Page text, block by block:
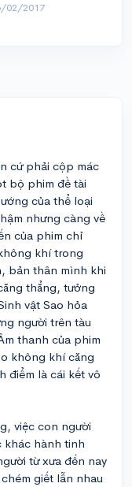
02/2017
cứ phải cộp mác
bộ phim đề tài
của thể loại
nhưng càng về
của phim chỉ
khí trong
bản thân mình khi
thẳng, tưởng
vật Sao hỏa
người trên tàu
thanh của phim
không khí căng
điểm là cái kết vô
việc con người
khác hành tinh
từ xưa đến nay
giết lẫn nhau